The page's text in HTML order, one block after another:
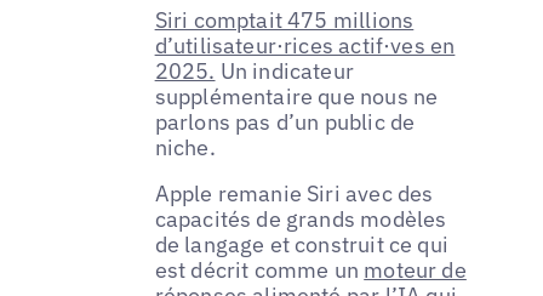
Siri comptait 475 millions
d’utilisateur·rices actif·ves en
2025. Un indicateur
supplémentaire que nous ne
parlons pas d’un public de
niche.
Apple remanie Siri avec des
capacités de grands modèles
de langage et construit ce qui
est décrit comme un moteur de